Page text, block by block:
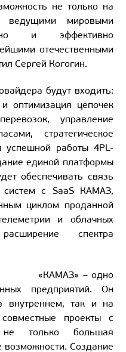
не только на
ведущими мировыми
но и эффективно
отечественными
Сергей Когогин.
будут входить:
оптимизация цепочек
управление
стратегическое
успешной работы 4PL-
единой платформы
обеспечивать связь
систем с SaaS КАМАЗ,
циклом проданной
и облачных
спектра
«КАМАЗ» – одно
предприятий. Он
внутреннем, так и на
проекты с
только большая
возможности. Создание